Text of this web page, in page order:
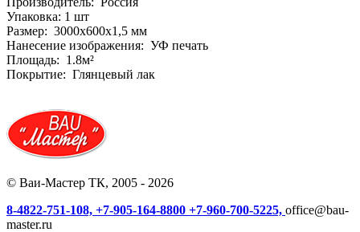
Упаковка: 1 шт
Размер: 3000x600x1,5 мм
Нанесение изображения: УФ печать
Площадь: 1.8м²
Покрытие: Глянцевый лак
© Ваи-Мастер ТК, 2005 - 2026
8-4822-751-108, +7-905-164-8800 +7-960-700-5225, office@bau-
master.ru